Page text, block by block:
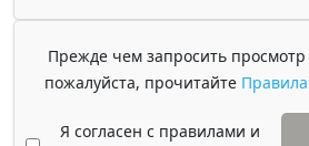
Прежде чем запросить
пожалуйста, прочитайте
Я согласен с правилами и